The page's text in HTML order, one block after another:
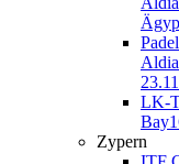
LK-
Bay
Zypern